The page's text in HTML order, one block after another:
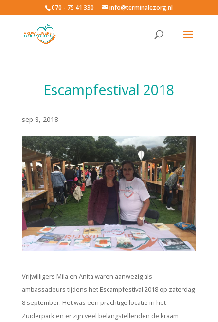
070 - 75 41 330 info@terminalezorg.nl
Escampfestival 2018
sep 8, 2018
Vrijwilligers Mila en Anita waren aanwezig als
ambassadeurs tijdens het Escampfestival 2018 op zaterdag
8 september. Het was een prachtige locatie in het
Zuiderpark en er zijn veel belangstellenden de kraam